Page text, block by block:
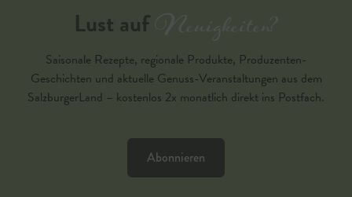
Lust aufNeuigkeiten?
Saisonale Rezepte, regionale Produkte, Produzenten-
Geschichten und aktuelle Genuss-Veranstaltungen aus dem
SalzburgerLand – kostenlos 2x monatlich direkt ins Postfach.
Abonnieren